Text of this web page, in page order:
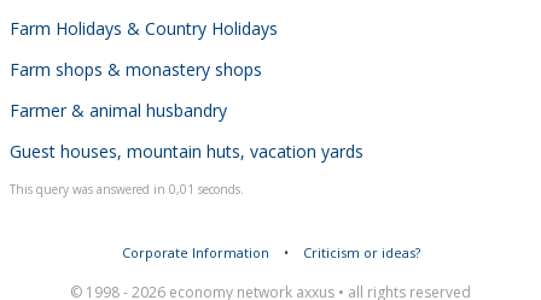
Farm Holidays & Country Holidays
Farm shops & monastery shops
Farmer & animal husbandry
Guest houses, mountain huts, vacation yards
This query was answered in 0,01 seconds.
Corporate Information • Criticism or ideas?
© 1998 - 2026 economy network axxus • all rights reserved